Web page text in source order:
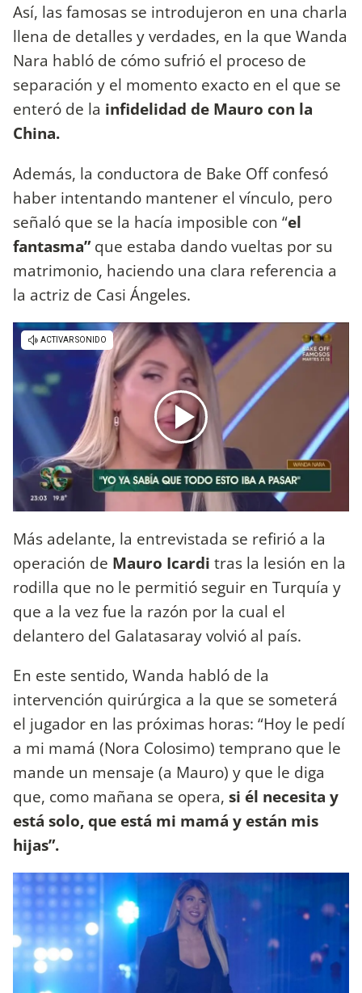
Así, las famosas se introdujeron en una charla
llena de detalles y verdades, en la que Wanda
Nara habló de cómo sufrió el proceso de
separación y el momento exacto en el que se
enteró de la infidelidad de Mauro con la
China.
Además, la conductora de Bake Off confesó
haber intentando mantener el vínculo, pero
señaló que se la hacía imposible con “el
fantasma”que estaba dando vueltas por su
matrimonio, haciendo una clara referencia a
la actriz de Casi Ángeles.
Más adelante, la entrevistada se refirió a la
operación de Mauro Icardi tras la lesión en la
rodilla que no le permitió seguir en Turquía y
que a la vez fue la razón por la cual el
delantero del Galatasaray volvió al país.
En este sentido, Wanda habló de la
intervención quirúrgica a la que se someterá
el jugador en las próximas horas: “Hoy le pedí
a mi mamá (Nora Colosimo) temprano que le
mande un mensaje (a Mauro) y que le diga
que, como mañana se opera, si él necesita y
está solo, que está mi mamá y están mis
hijas”.